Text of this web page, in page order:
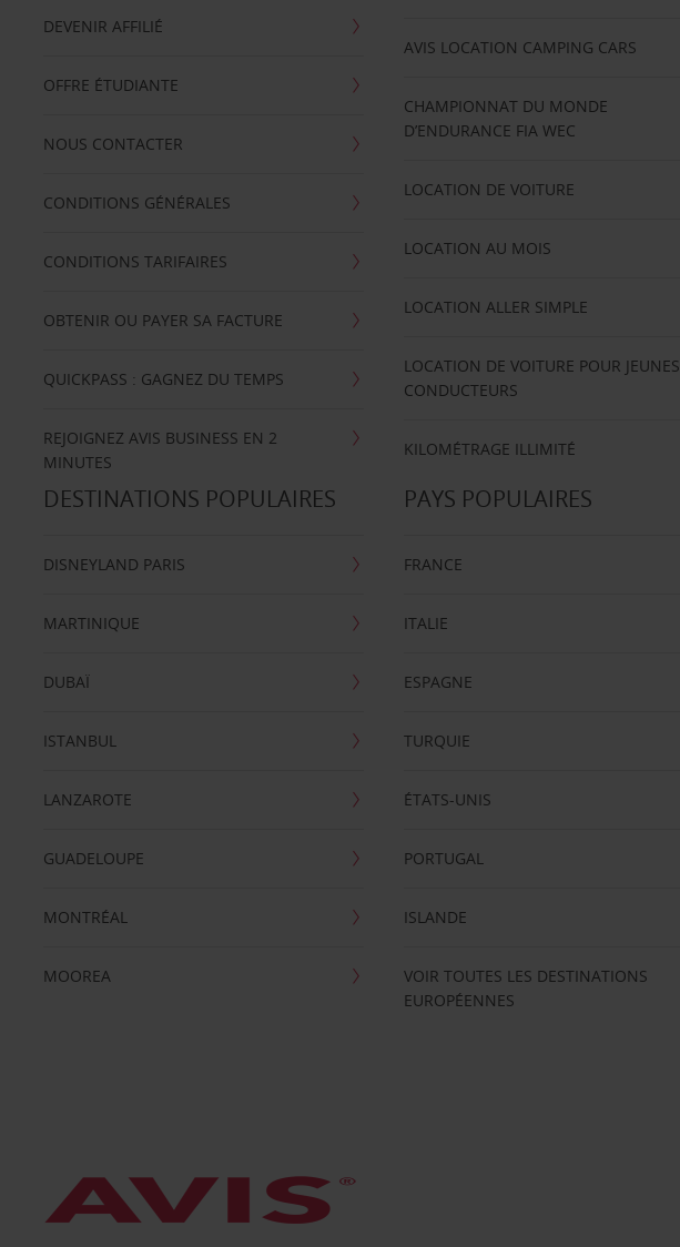
DEVENIR AFFILIÉ
OFFRE ÉTUDIANTE
NOUS CONTACTER
CONDITIONS GÉNÉRALES
CONDITIONS TARIFAIRES
OBTENIR OU PAYER SA FACTURE
QUICKPASS : GAGNEZ DU TEMPS
REJOIGNEZ AVIS BUSINESS EN 2
MINUTES
AVIS LOCATION CAMPING CARS
CHAMPIONNAT DU MONDE
D’ENDURANCE FIA WEC
LOCATION DE VOITURE
LOCATION AU MOIS
LOCATION ALLER SIMPLE
LOCATION DE VOITURE POUR JEUNES
CONDUCTEURS
KILOMÉTRAGE ILLIMITÉ
DESTINATIONS POPULAIRES
DISNEYLAND PARIS
MARTINIQUE
DUBAÏ
ISTANBUL
LANZAROTE
GUADELOUPE
MONTRÉAL
MOOREA
PAYS POPULAIRES
FRANCE
ITALIE
ESPAGNE
TURQUIE
ÉTATS-UNIS
PORTUGAL
ISLANDE
VOIR TOUTES LES DESTINATIONS
EUROPÉENNES